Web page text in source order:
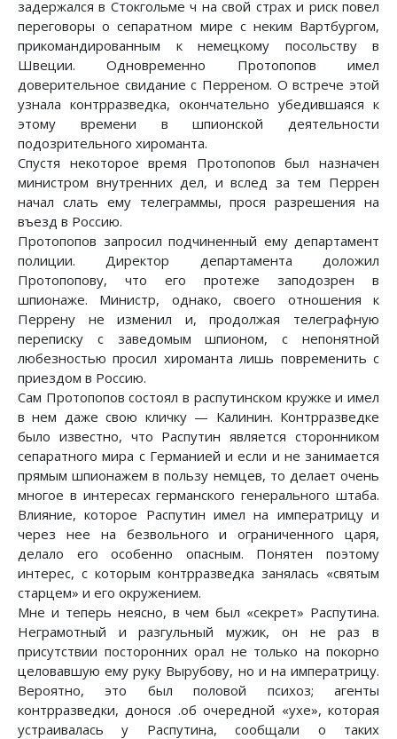
задержался в Стокгольме ч на свой страх и риск повел
переговоры о сепаратном мире с неким Вартбургом,
прикомандированным к немецкому посольству в
Швеции. Одновременно Протопопов имел
доверительное свидание с Перреном. О встрече этой
узнала контрразведка, окончательно убедившаяся к
этому времени в шпионской деятельности
подозрительного хироманта.
Спустя некоторое время Протопопов был назначен
министром внутренних дел, и вслед за тем Перрен
начал слать ему телеграммы, прося разрешения на
въезд в Россию.
Протопопов запросил подчиненный ему департамент
полиции. Директор департамента доложил
Протопопову, что его протеже заподозрен в
шпионаже. Министр, однако, своего отношения к
Перрену не изменил и, продолжая телеграфную
переписку с заведомым шпионом, с непонятной
любезностью просил хироманта лишь повременить с
приездом в Россию.
Сам Протопопов состоял в распутинском кружке и имел
в нем даже свою кличку — Калинин. Контрразведке
было известно, что Распутин является сторонником
сепаратного мира с Германией и если и не занимается
прямым шпионажем в пользу немцев, то делает очень
многое в интересах германского генерального штаба.
Влияние, которое Распутин имел на императрицу и
через нее на безвольного и ограниченного царя,
делало его особенно опасным. Понятен поэтому
интерес, с которым контрразведка занялась «святым
старцем» и его окружением.
Мне и теперь неясно, в чем был «секрет» Распутина.
Неграмотный и разгульный мужик, он не раз в
присутствии посторонних орал не только на покорно
целовавшую ему руку Вырубову, но и на императрицу.
Вероятно, это был половой психоз; агенты
контрразведки, донося .об очередной «ухе», которая
устраивалась у Распутина, сообщали о таких